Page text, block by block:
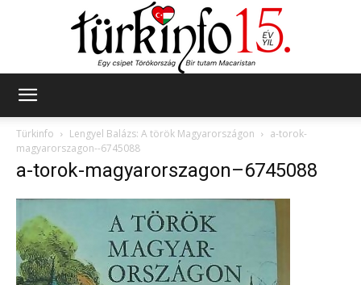
Türkinfo
Lengyel Balázs: A török Magyarországon
a-torok-
magyarorszagon--6745088
a-torok-magyarorszagon–6745088